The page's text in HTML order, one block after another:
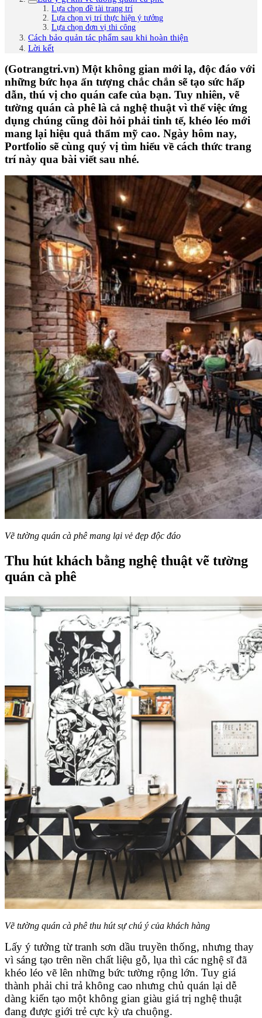
Lựa chọn đề tài trang trí
Lựa chọn vị trí thực hiện ý tưởng
Lựa chọn đơn vị thi công
Cách bảo quản tác phẩm sau khi hoàn thiện
Lời kết
(Gotrangtri.vn) Một không gian mới lạ, độc đáo với
những bức họa ấn tượng chắc chắn sẽ tạo sức hấp
dẫn, thú vị cho quán cafe của bạn. Tuy nhiên, vẽ
tường quán cà phê là cả nghệ thuật vì thế việc ứng
dụng chúng cũng đòi hỏi phải tinh tế, khéo léo mới
mang lại hiệu quả thẩm mỹ cao. Ngày hôm nay,
Portfolio sẽ cùng quý vị tìm hiểu về cách thức trang
trí này qua bài viết sau nhé.
Vẽ tường quán cà phê mang lại vẻ đẹp độc đáo
Thu hút khách bằng nghệ thuật vẽ tường
quán cà phê
Vẽ tường quán cà phê thu hút sự chú ý của khách hàng
Lấy ý tưởng từ tranh sơn dầu truyền thống, nhưng thay
vì sáng tạo trên nền chất liệu gỗ, lụa thì các nghệ sĩ đã
khéo léo vẽ lên những bức tường rộng lớn. Tuy giá
thành phải chi trả không cao nhưng chủ quán lại dễ
dàng kiến tạo một không gian giàu giá trị nghệ thuật
đang được giới trẻ cực kỳ ưa chuộng.